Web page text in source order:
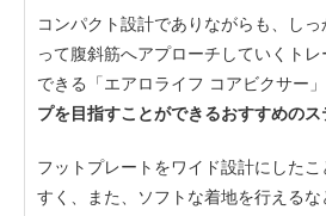
コンパクト設計でありながらも、し
って腹斜筋へアプローチしていくト
できる「エアロライフ コアビクサー」
プを目指すことができるおすすめのス
フットプレートをワイド設計にした
すく、また、ソフトな着地を行える